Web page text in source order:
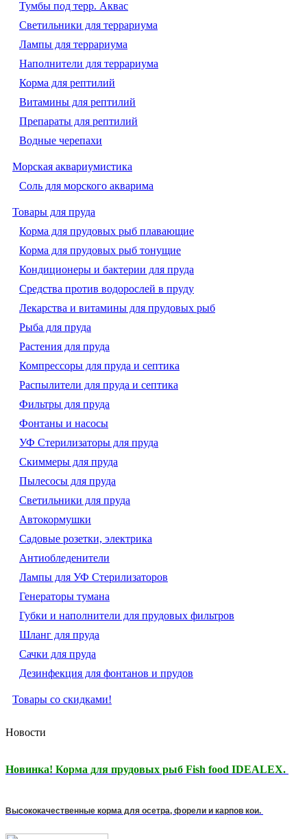
Тумбы под терр. Аквас
Светильники для террариума
Лампы для террариума
Наполнители для террариума
Корма для рептилий
Витамины для рептилий
Препараты для рептилий
Водные черепахи
Морская аквариумистика
Соль для морского акварима
Товары для пруда
Корма для прудовых рыб плавающие
Корма для прудовых рыб тонущие
Кондиционеры и бактерии для пруда
Средства против водорослей в пруду
Лекарства и витамины для прудовых рыб
Рыба для пруда
Растения для пруда
Компрессоры для пруда и септика
Распылители для пруда и септика
Фильтры для пруда
Фонтаны и насосы
УФ Стерилизаторы для пруда
Скиммеры для пруда
Пылесосы для пруда
Светильники для пруда
Автокормушки
Садовые розетки, электрика
Антиобледенители
Лампы для УФ Стерилизаторов
Генераторы тумана
Губки и наполнители для прудовых фильтров
Шланг для пруда
Сачки для пруда
Дезинфекция для фонтанов и прудов
Товары со скидками!
Новости
Новинка! Корма для прудовых рыб Fish food IDEALEX.
Высококачественные корма для осетра, форели и карпов кои.